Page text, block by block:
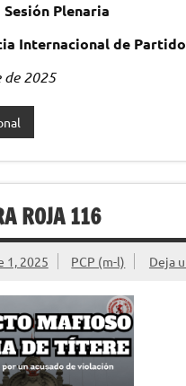
Plenaria
Internacional de
de 2025
ROJA 116
1, 2025 PCP (m-l) Deja